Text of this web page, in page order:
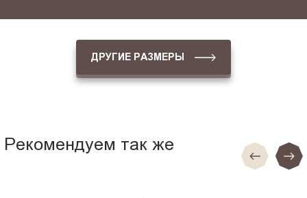
ДРУГИЕ РАЗМЕРЫ
Рекомендуем так же